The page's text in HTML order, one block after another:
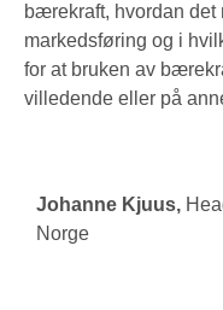
bærekraft, hvordan det
markedsføring og i
for at bruken av
villedende eller på
Johanne Kjuus,
Norge